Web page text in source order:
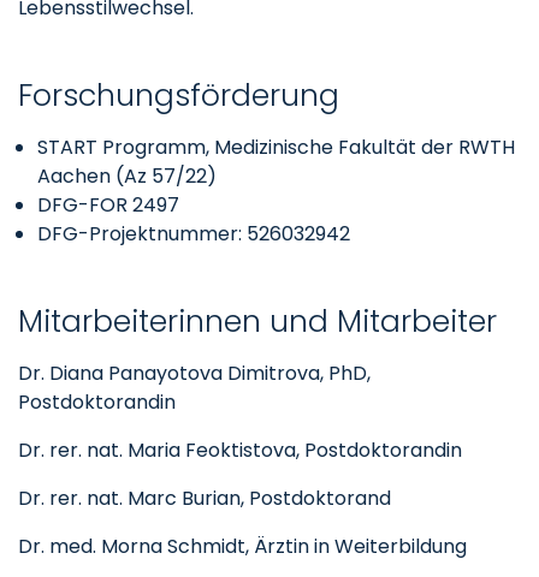
Lebensstilwechsel.
Forschungsförderung
START Programm, Medizinische Fakultät der RWTH
Aachen (Az 57/22)
DFG-FOR 2497
DFG-Projektnummer: 526032942
Mitarbeiterinnen und Mitarbeiter
Dr. Diana Panayotova Dimitrova, PhD,
Postdoktorandin
Dr. rer. nat. Maria Feoktistova, Postdoktorandin
Dr. rer. nat. Marc Burian, Postdoktorand
Dr. med. Morna Schmidt, Ärztin in Weiterbildung